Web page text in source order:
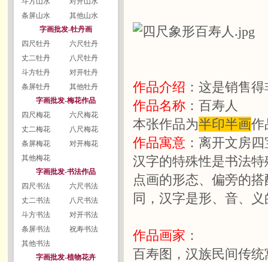
条屏山水
其他山水
字画批发-牡丹画
四尺牡丹
六尺牡丹
丈二牡丹
八尺牡丹
斗方牡丹
对开牡丹
条屏牡丹
其他牡丹
字画批发-梅花作品
四尺梅花
六尺梅花
丈二梅花
八尺梅花
条屏梅花
对开梅花
其他梅花
字画批发-书法作品
四尺书法
六尺书法
丈二书法
八尺书法
斗方书法
对开书法
条屏书法
祝寿书法
其他书法
字画批发-植物花卉
作品介绍 ：这是销售
作品名称 ：百寿人
本张作品为半印半画作
作品寓意 ：离开文房
汉字的特殊性是书法
点画的形态、偏旁的
同，汉字是形、音、
作品画家 ：
百寿图，汉族民间传